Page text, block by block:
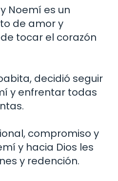
Noemí es un
de amor y
tocar el corazón
decidió seguir
y enfrentar todas
compromiso y
y hacia Dios les
y redención.